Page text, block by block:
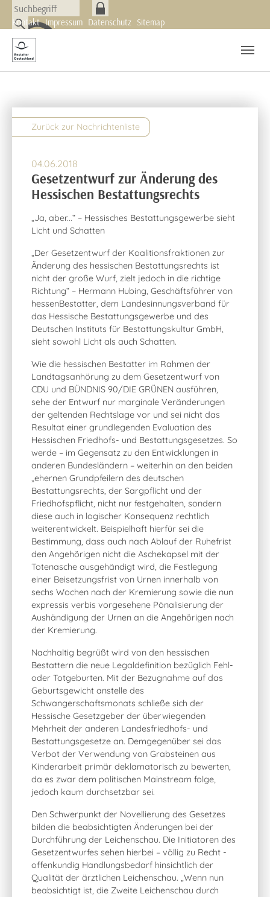
Skip to main navigation
Zum Hauptinhalt springen
Skip to page footer
Kontakt Impressum Datenschutz Sitemap
Zurück zur Nachrichtenliste
04.06.2018
Gesetzentwurf zur Änderung des
Hessischen Bestattungsrechts
„Ja, aber...“ – Hessisches Bestattungsgewerbe sieht
Licht und Schatten
„Der Gesetzentwurf der Koalitionsfraktionen zur
Änderung des hessischen Bestattungsrechts ist
nicht der große Wurf, zielt jedoch in die richtige
Richtung“ – Hermann Hubing, Geschäftsführer von
hessenBestatter, dem Landesinnungsverband für
das Hessische Bestattungsgewerbe und des
Deutschen Instituts für Bestattungskultur GmbH,
sieht sowohl Licht als auch Schatten.
Wie die hessischen Bestatter im Rahmen der
Landtagsanhörung zu dem Gesetzentwurf von
CDU und BÜNDNIS 90/DIE GRÜNEN ausführen,
sehe der Entwurf nur marginale Veränderungen
der geltenden Rechtslage vor und sei nicht das
Resultat einer grundlegenden Evaluation des
Hessischen Friedhofs- und Bestattungsgesetzes. So
werde – im Gegensatz zu den Entwicklungen in
anderen Bundesländern – weiterhin an den beiden
„ehernen Grundpfeilern des deutschen
Bestattungsrechts, der Sargpflicht und der
Friedhofspflicht, nicht nur festgehalten, sondern
diese auch in logischer Konsequenz rechtlich
weiterentwickelt. Beispielhaft hierfür sei die
Bestimmung, dass auch nach Ablauf der Ruhefrist
den Angehörigen nicht die Aschekapsel mit der
Totenasche ausgehändigt wird, die Festlegung
einer Beisetzungsfrist von Urnen innerhalb von
sechs Wochen nach der Kremierung sowie die nun
expressis verbis vorgesehene Pönalisierung der
Aushändigung der Urnen an die Angehörigen nach
der Kremierung.
Nachhaltig begrüßt wird von den hessischen
Bestattern die neue Legaldefinition bezüglich Fehl-
oder Totgeburten. Mit der Bezugnahme auf das
Geburtsgewicht anstelle des
Schwangerschaftsmonats schließe sich der
Hessische Gesetzgeber der überwiegenden
Mehrheit der anderen Landesfriedhofs- und
Bestattungsgesetze an. Demgegenüber sei das
Verbot der Verwendung von Grabsteinen aus
Kinderarbeit primär deklamatorisch zu bewerten,
da es zwar dem politischen Mainstream folge,
jedoch kaum durchsetzbar sei.
Den Schwerpunkt der Novellierung des Gesetzes
bilden die beabsichtigten Änderungen bei der
Durchführung der Leichenschau. Die Initiatoren des
Gesetzentwurfes sehen hierbei – völlig zu Recht -
offenkundig Handlungsbedarf hinsichtlich der
Qualität der ärztlichen Leichenschau. „Wenn nun
beabsichtigt ist, die Zweite Leichenschau durch